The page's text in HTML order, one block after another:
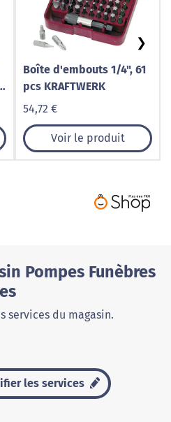
Boîte d'embouts 1/4", 61
pcs KRAFTWERK
54,72 €
Voir le produit
❯
Pompes Funèbres
services du magasin.
les services